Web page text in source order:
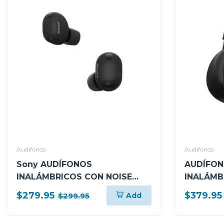
Audifonos
Sony AUDÍFONOS
INALÁMBRICOS CON NOISE
CANCELLING XM6BZ
$279.95 $299.95 Add
Audifonos
NOISE
$379.95